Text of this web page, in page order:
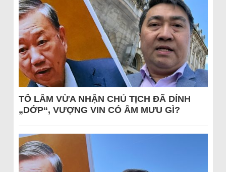
TÔ LÂM VỪA NHẬN CHỦ TỊCH ĐÃ DÍNH
„DỚP“, VƯỢNG VIN CÓ ÂM MƯU GÌ?